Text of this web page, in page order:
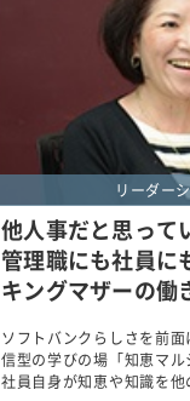
リーダー
他人事だと思って
管理職にも社員に
キングマザーの働
ソフトバンクらしさを前
信型の学びの場「知恵マル
社員自身が知恵や知識を